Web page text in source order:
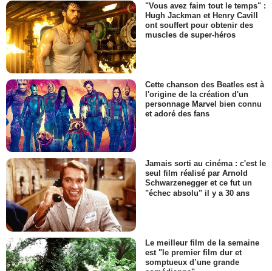
"Vous avez faim tout le temps" :
Hugh Jackman et Henry Cavill
ont souffert pour obtenir des
muscles de super-héros
Cette chanson des Beatles est à
l'origine de la création d'un
personnage Marvel bien connu
et adoré des fans
Jamais sorti au cinéma : c'est le
seul film réalisé par Arnold
Schwarzenegger et ce fut un
"échec absolu" il y a 30 ans
Le meilleur film de la semaine
est "le premier film dur et
somptueux d’une grande